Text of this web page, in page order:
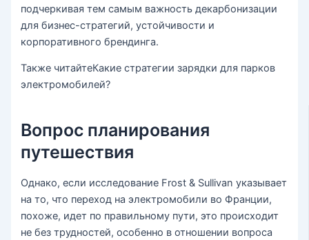
подчеркивая тем самым важность декарбонизации
для бизнес-стратегий, устойчивости и
корпоративного брендинга.
Также читайтеКакие стратегии зарядки для парков
электромобилей?
Вопрос планирования
путешествия
Однако, если исследование Frost & Sullivan указывает
на то, что переход на электромобили во Франции,
похоже, идет по правильному пути, это происходит
не без трудностей, особенно в отношении вопроса